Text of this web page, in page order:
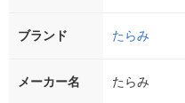
ブランド たらみ
メーカー名 たらみ